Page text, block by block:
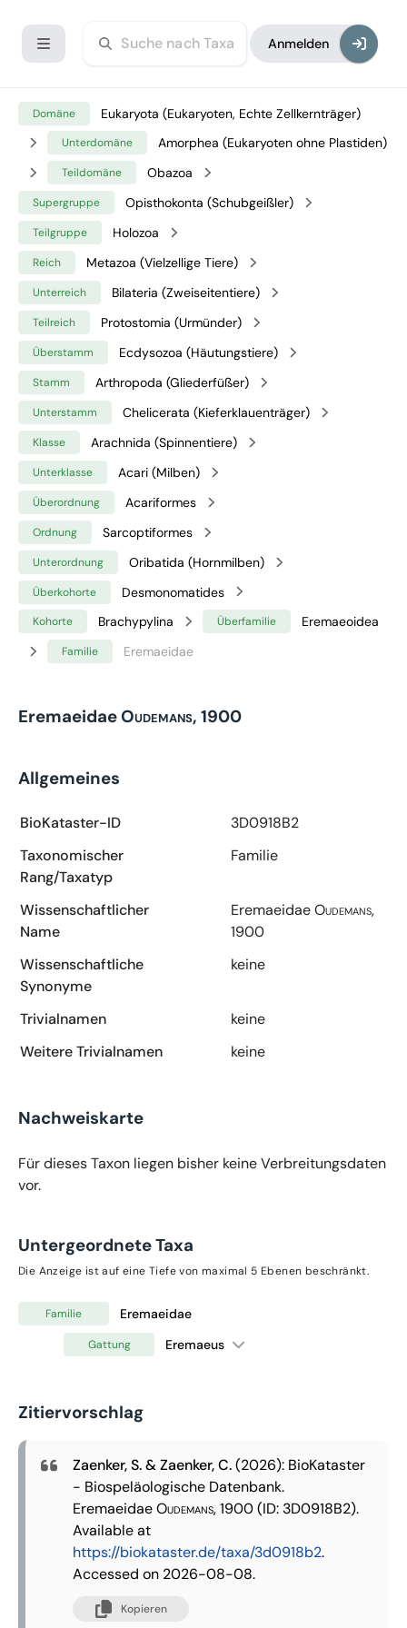
Anmelden
Domäne Eukaryota (Eukaryoten, Echte Zellkernträger)
Unterdomäne Amorphea (Eukaryoten ohne Plastiden)
Teildomäne Obazoa
Supergruppe Opisthokonta (Schubgeißler)
Teilgruppe Holozoa
Reich Metazoa (Vielzellige Tiere)
Unterreich Bilateria (Zweiseitentiere)
Teilreich Protostomia (Urmünder)
Überstamm Ecdysozoa (Häutungstiere)
Stamm Arthropoda (Gliederfüßer)
Unterstamm Chelicerata (Kieferklauenträger)
Klasse Arachnida (Spinnentiere)
Unterklasse Acari (Milben)
Überordnung Acariformes
Ordnung Sarcoptiformes
Unterordnung Oribatida (Hornmilben)
Überkohorte Desmonomatides
Kohorte Brachypylina Überfamilie Eremaeoidea
Familie Eremaeidae
EremaeidaeOudemans, 1900
Allgemeines
BioKataster-ID
3D0918B2
Taxonomischer
Rang/Taxatyp
Familie
Wissenschaftlicher
Name
EremaeidaeOudemans,
1900
Wissenschaftliche
Synonyme
keine
Trivialnamen
keine
Weitere Trivialnamen
keine
Nachweiskarte
Für dieses Taxon liegen bisher keine Verbreitungsdaten
vor.
Untergeordnete Taxa
Die Anzeige ist auf eine Tiefe von maximal 5 Ebenen beschränkt.
Familie Eremaeidae
Gattung Eremaeus
Zitiervorschlag
Zaenker, S. & Zaenker, C.(2026): BioKataster
- Biospeläologische Datenbank.
EremaeidaeOudemans, 1900(ID: 3D0918B2).
Available at
https://biokataster.de/taxa/3d0918b2.
Accessed on 2026-08-08.
Kopieren